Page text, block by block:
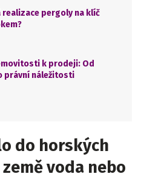
realizace pergoly na klíč
k prodeji: Od
právní náležitosti
do horských
voda nebo